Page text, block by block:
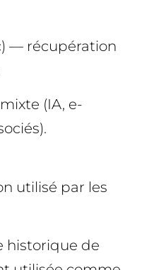
— récupération
(IA, e-
utilisé par les
historique de